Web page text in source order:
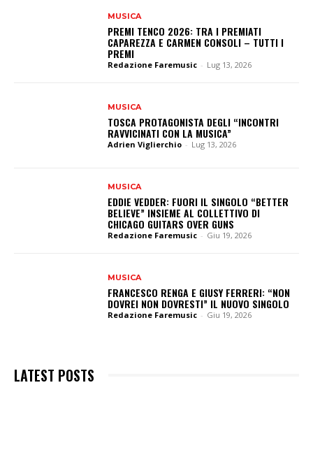
MUSICA
PREMI TENCO 2026: TRA I PREMIATI
CAPAREZZA E CARMEN CONSOLI – TUTTI I
PREMI
Redazione Faremusic - Lug 13, 2026
MUSICA
TOSCA PROTAGONISTA DEGLI “INCONTRI
RAVVICINATI CON LA MUSICA”
Adrien Viglierchio - Lug 13, 2026
MUSICA
EDDIE VEDDER: FUORI IL SINGOLO “BETTER
BELIEVE” INSIEME AL COLLETTIVO DI
CHICAGO GUITARS OVER GUNS
Redazione Faremusic - Giu 19, 2026
MUSICA
FRANCESCO RENGA E GIUSY FERRERI: “NON
DOVREI NON DOVRESTI” IL NUOVO SINGOLO
Redazione Faremusic - Giu 19, 2026
LATEST POSTS